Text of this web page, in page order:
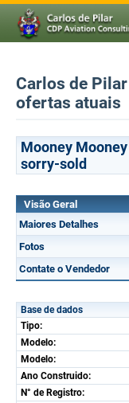
Carlos de
ofertas atuais
Mooney
sorry-sold
Visão Geral
Maiores Detalhes
Fotos
Contate o Vendedor
Base de dados
Tipo:
Modelo:
Modelo:
Ano Construido:
N° de Registro: